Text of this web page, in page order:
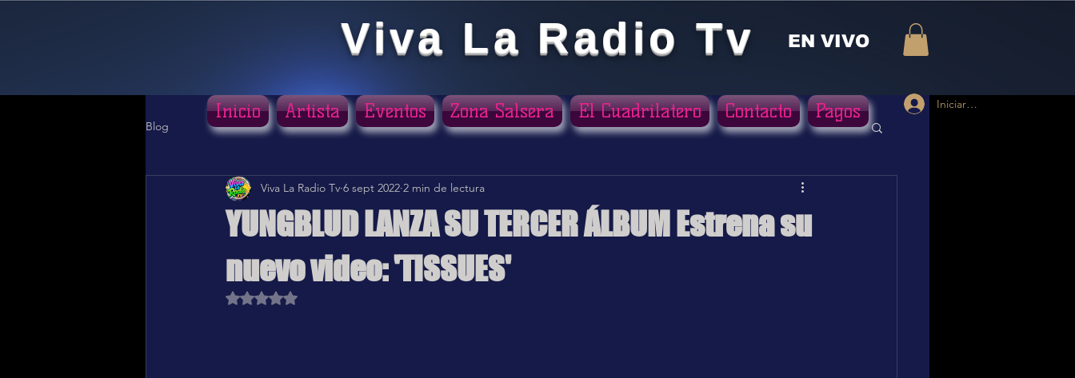
Viva La Radio Tv EN VIVO
Iniciar sesión
Blog
YUNGBLUD LANZA SU TERCER ÁLBUM Estrena su
nuevo video: 'TISSUES'
Viva La Radio Tv 6 sept 2022 2 min de lectura
Obtuvo NaN de 5 estrellas.
Inicio Artista Eventos Zona Salsera El Cuadrilatero Contacto Pagos